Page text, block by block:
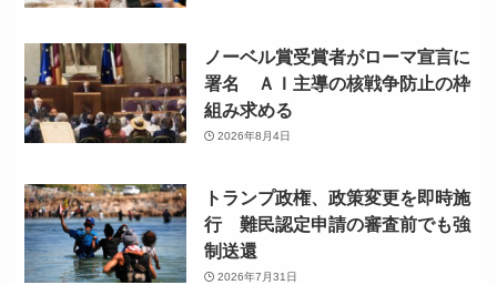
ノーベル賞受賞者がローマ宣言に
署名 ＡＩ主導の核戦争防止の枠
組み求める
2026年8月4日
トランプ政権、政策変更を即時施
行 難民認定申請の審査前でも強
制送還
2026年7月31日